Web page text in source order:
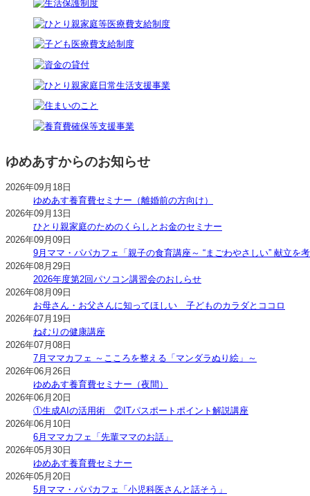
ゆめあすからのお知らせ
2026年09月18日
ゆめあす養育費セミナー（離婚前の方向け）
2026年09月13日
ひとり親家庭のためのくらしとお金のセミナー
2026年09月09日
9月ママ・パパカフェ「親子の食育講座～ “まごわやさしい” 献立を
2026年08月29日
2026年度第2回パソコン講習会のおしらせ
2026年08月09日
お母さん・お父さんに知ってほしい 子どものカラダとココロ
2026年07月19日
ねむりの健康講座
2026年07月08日
7月ママカフェ ～こころを整える「マンダラぬり絵」～
2026年06月26日
ゆめあす養育費セミナー（夜間）
2026年06月20日
①生成AIの活用術 ②ITパスポートポイント解説講座
2026年06月10日
6月ママカフェ「先輩ママのお話」
2026年05月30日
ゆめあす養育費セミナー
2026年05月20日
5月ママ・パパカフェ「小児科医さんと話そう」